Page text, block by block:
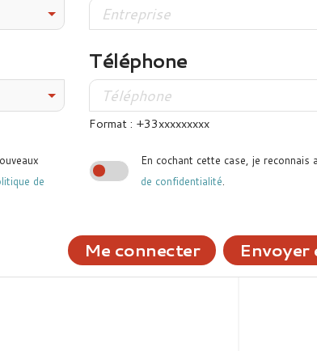
Téléphone
Format : +33xxxxxxxxx
de
En cochant cette case, je
de confidentialité.
Me connecter